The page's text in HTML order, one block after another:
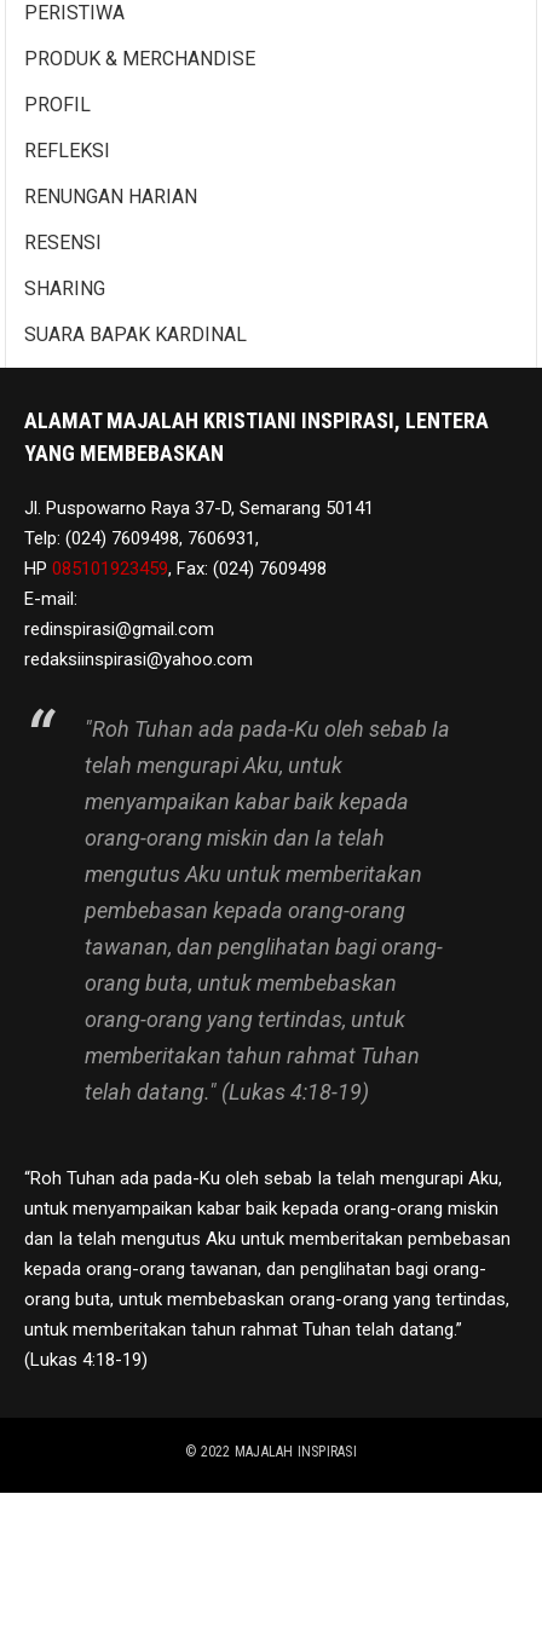
PERISTIWA
PRODUK & MERCHANDISE
PROFIL
REFLEKSI
RENUNGAN HARIAN
RESENSI
SHARING
SUARA BAPAK KARDINAL
ALAMAT MAJALAH KRISTIANI INSPIRASI, LENTERA
YANG MEMBEBASKAN
Jl. Puspowarno Raya 37-D, Semarang 50141
Telp: (024) 7609498, 7606931,
HP 085101923459, Fax: (024) 7609498
E-mail:
redinspirasi@gmail.com
redaksiinspirasi@yahoo.com
"Roh Tuhan ada pada-Ku oleh sebab Ia
telah mengurapi Aku, untuk
menyampaikan kabar baik kepada
orang-orang miskin dan Ia telah
mengutus Aku untuk memberitakan
pembebasan kepada orang-orang
tawanan, dan penglihatan bagi orang-
orang buta, untuk membebaskan
orang-orang yang tertindas, untuk
memberitakan tahun rahmat Tuhan
telah datang." (Lukas 4:18-19)
“Roh Tuhan ada pada-Ku oleh sebab Ia telah mengurapi Aku,
untuk menyampaikan kabar baik kepada orang-orang miskin
dan Ia telah mengutus Aku untuk memberitakan pembebasan
kepada orang-orang tawanan, dan penglihatan bagi orang-
orang buta, untuk membebaskan orang-orang yang tertindas,
untuk memberitakan tahun rahmat Tuhan telah datang.”
(Lukas 4:18-19)
© 2022 MAJALAH INSPIRASI